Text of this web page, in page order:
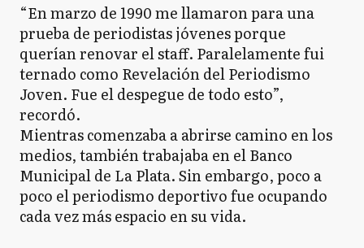
“En marzo de 1990 me llamaron para una
prueba de periodistas jóvenes porque
querían renovar el staff. Paralelamente fui
ternado como Revelación del Periodismo
Joven. Fue el despegue de todo esto”,
recordó.
Mientras comenzaba a abrirse camino en los
medios, también trabajaba en el Banco
Municipal de La Plata. Sin embargo, poco a
poco el periodismo deportivo fue ocupando
cada vez más espacio en su vida.